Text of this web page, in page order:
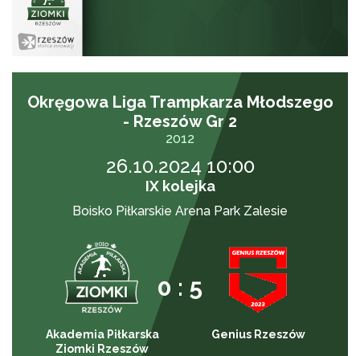
Okręgowa Liga Trampkarza Młodszego
- Rzeszów Gr 2
2012
26.10.2024 10:00
IX kolejka
Boisko Piłkarskie Arena Park Zalesie
0 : 5
Akademia Piłkarska
Ziomki Rzeszów
Genius Rzeszów